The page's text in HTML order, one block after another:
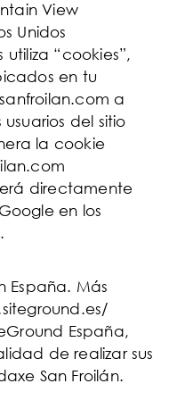
View
Unidos
“cookies”,
en tu
a
del sitio
la cookie
directamente
en los
España. Más
España,
de realizar sus
San Froilán.